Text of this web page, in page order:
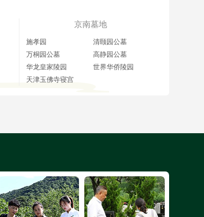
京南墓地
施孝园
清颐园公墓
万桐园公墓
高静园公墓
华龙皇家陵园
世界华侨陵园
天津玉佛寺寝宫